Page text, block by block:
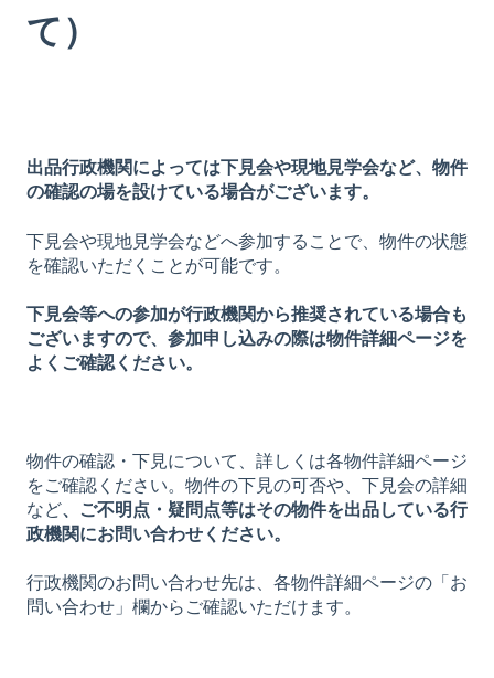
て）
出品行政機関によっては下見会や現地見学会など、物件
の確認の場を設けている場合がございます。
下見会や現地見学会などへ参加することで、物件の状態
を確認いただくことが可能です。
下見会等への参加が行政機関から推奨されている場合も
ございますので、参加申し込みの際は物件詳細ページを
よくご確認ください。
物件の確認・下見について、詳しくは各物件詳細ページ
をご確認ください。物件の下見の可否や、下見会の詳細
など、ご不明点・疑問点等はその物件を出品している行
政機関にお問い合わせください。
行政機関のお問い合わせ先は、各物件詳細ページの「お
問い合わせ」欄からご確認いただけます。